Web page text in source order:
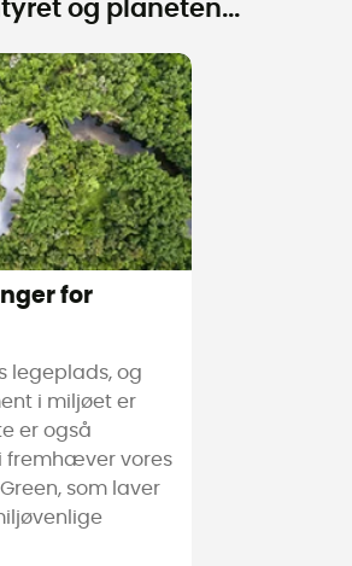
og planeten...
for
legeplads, og
i miljøet er
er også
fremhæver vores
som laver